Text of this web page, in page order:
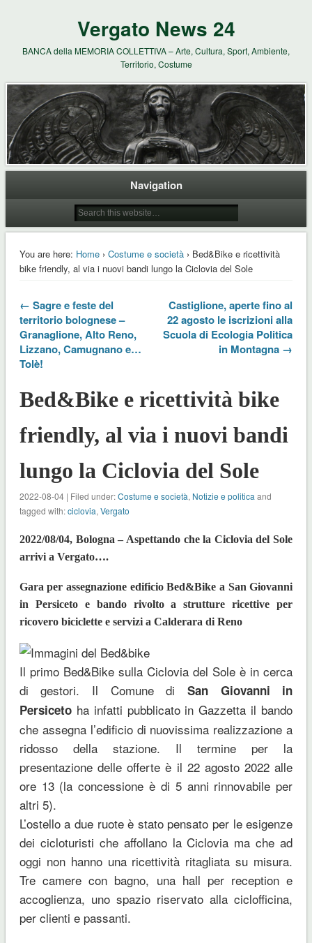
Vergato News 24
BANCA della MEMORIA COLLETTIVA – Arte, Cultura, Sport, Ambiente,
Territorio, Costume
Navigation
You are here: Home› Costume e società› Bed&Bike e ricettività
bike friendly, al via i nuovi bandi lungo la Ciclovia del Sole
← Sagre e feste del
territorio bolognese –
Granaglione, Alto Reno,
Lizzano, Camugnano e…
Tolè!
Castiglione, aperte fino al
22 agosto le iscrizioni alla
Scuola di Ecologia Politica
in Montagna →
Bed&Bike e ricettività bike
friendly, al via i nuovi bandi
lungo la Ciclovia del Sole
2022-08-04 | Filed under:Costume e società, Notizie e politica and
tagged with:ciclovia, Vergato
2022/08/04, Bologna – Aspettando che la Ciclovia del Sole
arrivi a Vergato….
Gara per assegnazione edificio Bed&Bike a San Giovanni
in Persiceto e bando rivolto a strutture ricettive per
ricovero biciclette e servizi a Calderara di Reno
Il primo Bed&Bike sulla Ciclovia del Sole è in cerca
di gestori. Il Comune di San Giovanni in
Persicetoha infatti pubblicato in Gazzetta il bando
che assegna l’edificio di nuovissima realizzazione a
ridosso della stazione. Il termine per la
presentazione delle offerte è il 22 agosto 2022 alle
ore 13 (la concessione è di 5 anni rinnovabile per
altri 5).
L’ostello a due ruote è stato pensato per le esigenze
dei cicloturisti che affollano la Ciclovia ma che ad
oggi non hanno una ricettività ritagliata su misura.
Tre camere con bagno, una hall per reception e
accoglienza, uno spazio riservato alla ciclofficina,
per clienti e passanti.